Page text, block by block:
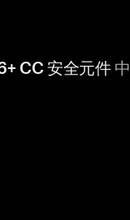
CC 安全元件中